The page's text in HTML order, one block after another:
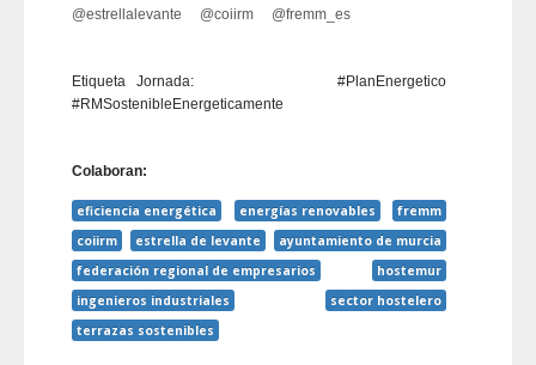
@estrellalevante
@coiirm @fremm_es
Etiqueta Jornada: #PlanEnergetico
#RMSostenibleEnergeticamente
Colaboran:
eficiencia energética energías renovables
fremm
coiirm
estrella de levante
ayuntamiento de murcia
federación regional de empresarios
hostemur
ingenieros industriales
sector hostelero
terrazas sostenibles